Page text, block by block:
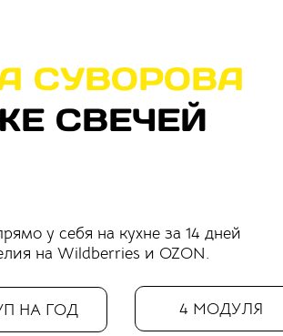
4 МОДУЛЯ
НА ГОД
СУВОРОВА
СВЕЧЕЙ
у себя на кухне за 14 дней
на Wildberries и OZON.